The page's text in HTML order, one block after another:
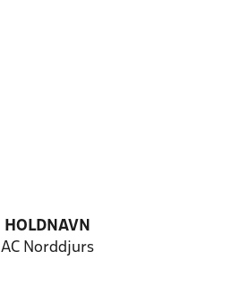
HOLDNAVN
AC Norddjurs